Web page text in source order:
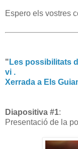
Espero els vostres
" Les possibilitats
vi .
Xerrada a Els
Diapositiva #1:
Presentació de la